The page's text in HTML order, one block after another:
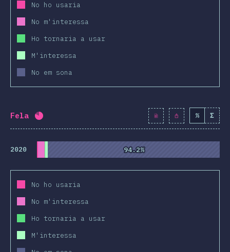
No ho usaria
No m'interessa
Ho tornaria a usar
M'interessa
No em sona
Fela Percentatge completat: 80.8 % ( 9284 )% Σ
2020 94.2%
94.2%
No ho usaria
No m'interessa
Ho tornaria a usar
M'interessa